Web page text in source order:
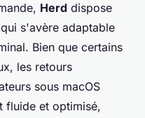
Herd dispose
s'avère adaptable
Bien que certains
les retours
sous macOS
fluide et optimisé,